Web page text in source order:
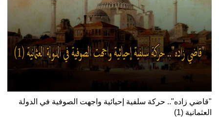
"قاضي زاده".. حركة سلفية إحيائية واجهت الصوفية في الدولة
العثمانية (1)